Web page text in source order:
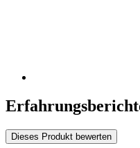
Dieses Produkt bewerten